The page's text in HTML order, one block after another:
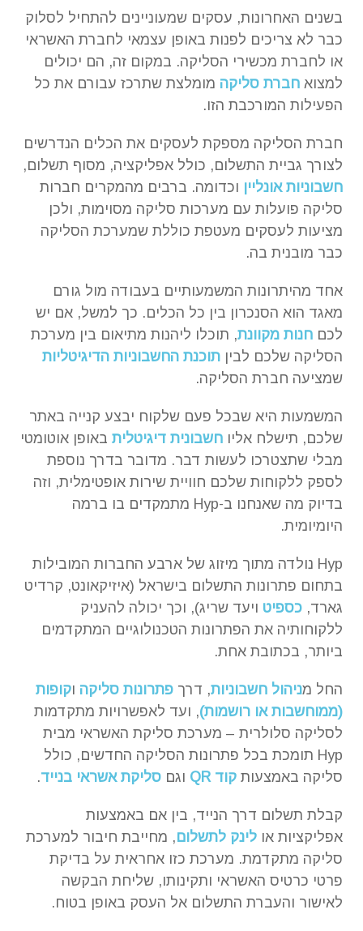
בשנים האחרונות, עסקים שמעוניינים להתחיל לסלוק
כבר לא צריכים לפנות באופן עצמאי לחברת האשראי
או לחברת מכשירי הסליקה. במקום זה, הם יכולים
למצוא חברת סליקה מומלצת שתרכז עבורם את כל
הפעילות המורכבת הזו.
חברת הסליקה מספקת לעסקים את הכלים הנדרשים
לצורך גביית התשלום, כולל אפליקציה, מסוף תשלום,
חשבוניות אונליין וכדומה. ברבים מהמקרים חברות
סליקה פועלות עם מערכות סליקה מסוימות, ולכן
מציעות לעסקים מעטפת כוללת שמערכת הסליקה
כבר מובנית בה.
אחד מהיתרונות המשמעותיים בעבודה מול גורם
מאגד הוא הסנכרון בין כל הכלים. כך למשל, אם יש
לכם חנות מקוונת, תוכלו ליהנות מתיאום בין מערכת
הסליקה שלכם לבין תוכנת החשבוניות הדיגיטליות
שמציעה חברת הסליקה.
המשמעות היא שבכל פעם שלקוח יבצע קנייה באתר
שלכם, תישלח אליו חשבונית דיגיטלית באופן אוטומטי
מבלי שתצטרכו לעשות דבר. מדובר בדרך נוספת
לספק ללקוחות שלכם חוויית שירות אופטימלית, וזה
בדיוק מה שאנחנו ב-Hyp מתמקדים בו ברמה
היומיומית.
Hyp נולדה מתוך מיזוג של ארבע החברות המובילות
בתחום פתרונות התשלום בישראל (איזיקאונט, קרדיט
גארד, כספיט ויעד שריג), וכך יכולה להעניק
ללקוחותיה את הפתרונות הטכנולוגיים המתקדמים
ביותר, בכתובת אחת.
החל מניהול חשבוניות, דרך פתרונות סליקה וקופות
(ממוחשבות או רושמות), ועד לאפשרויות מתקדמות
לסליקה סלולרית – מערכת סליקת האשראי מבית
Hyp תומכת בכל פתרונות הסליקה החדשים, כולל
סליקה באמצעות קוד QR וגם סליקת אשראי בנייד.
קבלת תשלום דרך הנייד, בין אם באמצעות
אפליקציות או לינק לתשלום, מחייבת חיבור למערכת
סליקה מתקדמת. מערכת כזו אחראית על בדיקת
פרטי כרטיס האשראי ותקינותו, שליחת הבקשה
לאישור והעברת התשלום אל העסק באופן בטוח.